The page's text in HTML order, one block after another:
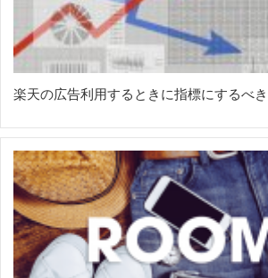
楽天の広告利用するときに指標にするべ